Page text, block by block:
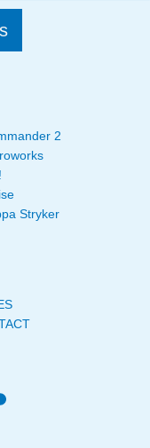
2
Stryker